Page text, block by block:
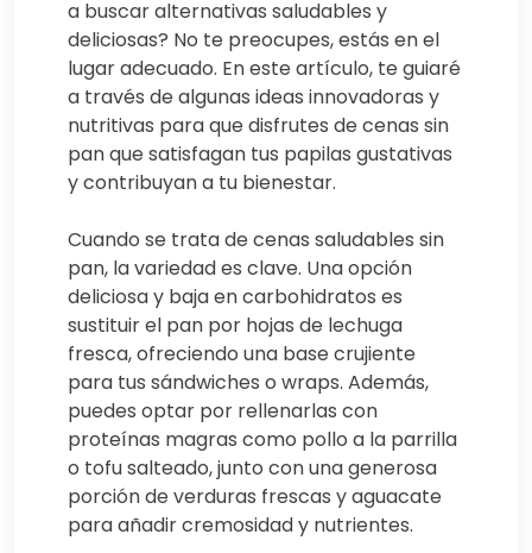
a buscar alternativas saludables y
deliciosas? No te preocupes, estás en el
lugar adecuado. En este artículo, te guiaré
a través de algunas ideas innovadoras y
nutritivas para que disfrutes de cenas sin
pan que satisfagan tus papilas gustativas
y contribuyan a tu bienestar.
Cuando se trata de cenas saludables sin
pan, la variedad es clave. Una opción
deliciosa y baja en carbohidratos es
sustituir el pan por hojas de lechuga
fresca, ofreciendo una base crujiente
para tus sándwiches o wraps. Además,
puedes optar por rellenarlas con
proteínas magras como pollo a la parrilla
o tofu salteado, junto con una generosa
porción de verduras frescas y aguacate
para añadir cremosidad y nutrientes.